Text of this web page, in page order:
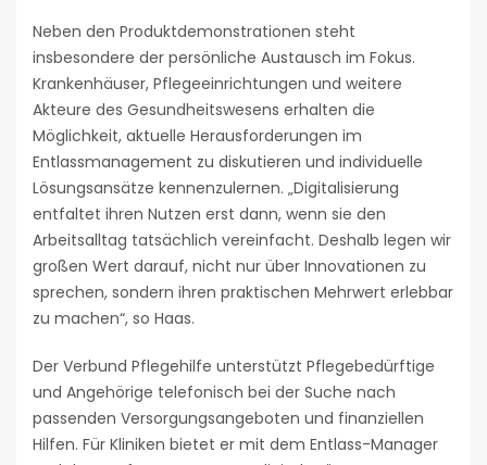
Neben den Produktdemonstrationen steht
insbesondere der persönliche Austausch im Fokus.
Krankenhäuser, Pflegeeinrichtungen und weitere
Akteure des Gesundheitswesens erhalten die
Möglichkeit, aktuelle Herausforderungen im
Entlassmanagement zu diskutieren und individuelle
Lösungsansätze kennenzulernen. „Digitalisierung
entfaltet ihren Nutzen erst dann, wenn sie den
Arbeitsalltag tatsächlich vereinfacht. Deshalb legen wir
großen Wert darauf, nicht nur über Innovationen zu
sprechen, sondern ihren praktischen Mehrwert erlebbar
zu machen“, so Haas.
Der Verbund Pflegehilfe unterstützt Pflegebedürftige
und Angehörige telefonisch bei der Suche nach
passenden Versorgungsangeboten und finanziellen
Hilfen. Für Kliniken bietet er mit dem Entlass-Manager